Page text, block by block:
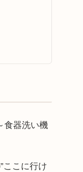
食器洗い機
ここに行け